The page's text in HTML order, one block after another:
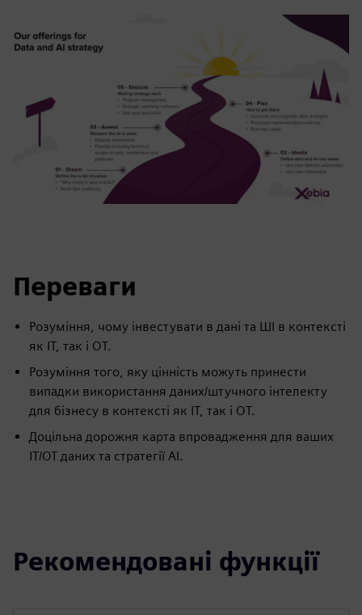
Переваги
Розуміння, чому інвестувати в дані та ШІ в контексті
як ІТ, так і OT.
Розуміння того, яку цінність можуть принести
випадки використання даних/штучного інтелекту
для бізнесу в контексті як ІТ, так і OT.
Доцільна дорожня карта впровадження для ваших
ІТ/ОТ даних та стратегії AI.
Рекомендовані функції